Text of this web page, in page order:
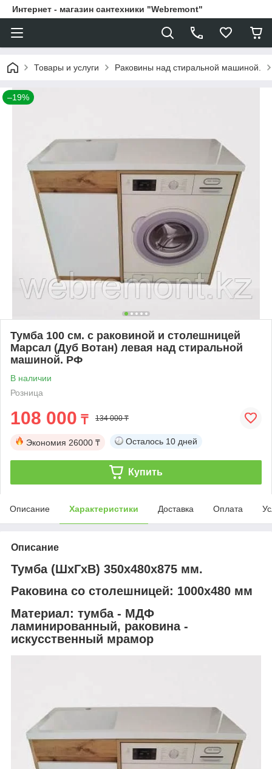
Интернет - магазин сантехники "Webremont"
Товары и услуги Раковины над стиральной машиной.
–19%
Тумба 100 см. с раковиной и столешницей
Марсал (Дуб Вотан) левая над стиральной
машиной. РФ
В наличии
Розница
108 000 ₸ 134 000 ₸
Экономия 26000 ₸ Осталось 10 дней
Купить
Описание Характеристики Доставка Оплата
Описание
Тумба (ШхГхВ) 350х480х875 мм.
Раковина со столешницей: 1000х480 мм
Материал: тумба - МДФ
ламинированный, раковина -
искусственный мрамор